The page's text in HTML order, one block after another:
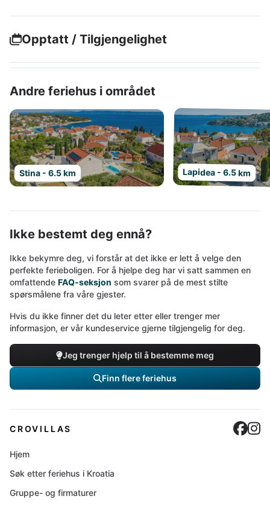
Opptatt / Tilgjengelighet
Andre feriehus i området
Stina - 6.5 km Lapidea - 6.5 km
Ikke bestemt deg ennå?
Ikke bekymre deg, vi forstår at det ikke er lett å velge den
perfekte ferieboligen. For å hjelpe deg har vi satt sammen en
omfattende FAQ-seksjon som svarer på de mest stilte
spørsmålene fra våre gjester.
Hvis du ikke finner det du leter etter eller trenger mer
informasjon, er vår kundeservice gjerne tilgjengelig for deg.
Jeg trenger hjelp til å bestemme meg
Finn flere feriehus
CROVILLAS
Hjem
Søk etter feriehus i Kroatia
Gruppe- og firmaturer